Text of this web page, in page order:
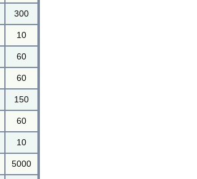
300
10
60
60
150
60
10
5000